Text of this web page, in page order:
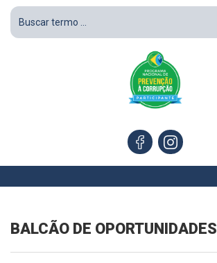
BALCÃO DE OPORTUNIDADES